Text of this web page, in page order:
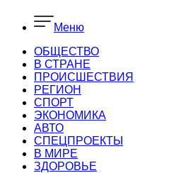
Меню
ОБЩЕСТВО
В СТРАНЕ
ПРОИСШЕСТВИЯ
РЕГИОН
CПОРТ
ЭКОНОМИКА
АВТО
СПЕЦПРОЕКТЫ
В МИРЕ
ЗДОРОВЬЕ